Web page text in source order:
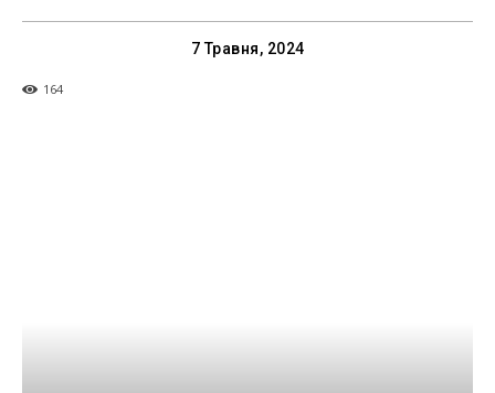
7 Травня, 2024
164